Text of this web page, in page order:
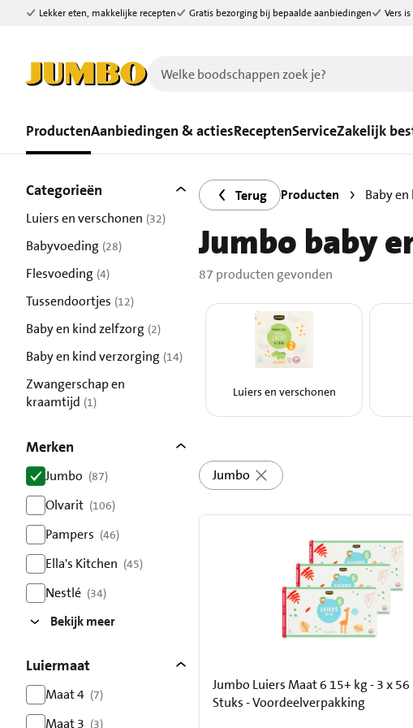
Ga naar zoeken
Ga naar hoofdinhoud
Lekker eten, makkelijke recepten Gratis bezorging bij bepaalde aanbiedingen Vers
ProductenAanbiedingen & actiesReceptenServiceZakelijk
87 producten gevonden.
Filters
Categorieën
Luiers en verschonen (32)
Babyvoeding (28)
Flesvoeding (4)
Tussendoortjes (12)
Baby en kind zelfzorg (2)
Baby en kind verzorging (14)
Zwangerschap en
kraamtijd (1)
Merken
Jumbo (87)
resultaten
Olvarit (106)
resultaten
Pampers (46)
resultaten
Ella's Kitchen (45)
resultaten
Nestlé (34)
Bekijk meer
Luiermaat
Maat 4 (7)
resultaten
Maat 3 (3)
Terug Producten Baby en
Jumbo baby
87 producten gevonden
Luiers en verschonen
Jumbo
Jumbo Luiers Maat 6 15+ kg - 3 x 56
Stuks - Voordeelverpakking